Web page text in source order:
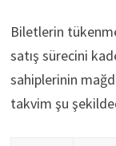
Biletlerin
satış sürecini
sahiplerinin
takvim şu